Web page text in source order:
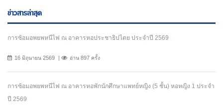
ข่าวสารล่าสุด
การซ้อมอพยพหนีไฟ ณ อาคารหอประชาธิปไตย ประจำปี 2569
16 มิถุนายน 2569 อ่าน 897 ครั้ง
การซ้อมอพยพหนีไฟ ณ อาคารหอพักนักศึกษาแพทย์หญิง (5 ชั้น) หอหญิง 1 ประจำ
ปี 2569